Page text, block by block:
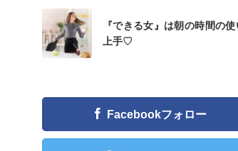
『できる女』は朝の時間の
上手♡
Facebookフォロー